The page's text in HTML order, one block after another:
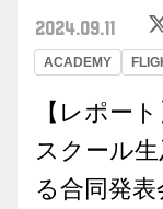
ACADEMY
2024.09.11
【レポー
スクール
る合同発